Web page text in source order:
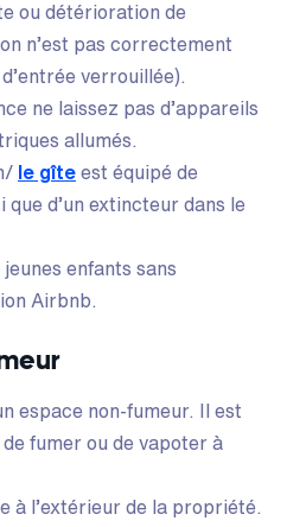
ou détérioration de
n’est pas correctement
verrouillée).
ne laissez pas d’appareils
allumés.
le gîte est équipé de
d’un extincteur dans le
enfants sans
Airbnb.
espace non-fumeur. Il est
fumer ou de vapoter à
à l’extérieur de la propriété.